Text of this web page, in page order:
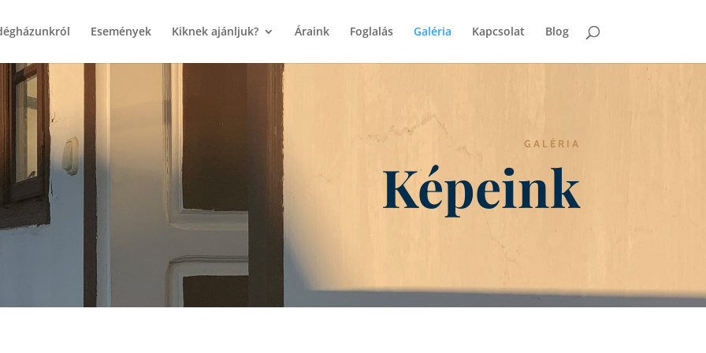
Események Kiknek ajánljuk? Áraink Foglalás Galéria Kapcsolat Blog
GALÉRIA
Képeink